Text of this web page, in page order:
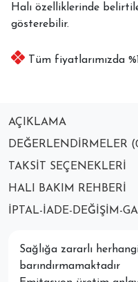
Halı özelliklerinde
gösterebilir.
Tüm fiyatlarımızda
AÇIKLAMA
DEĞERLENDIRMELER
TAKSIT SEÇENEKLERI
HALI BAKIM REHBERI
İPTAL-İADE-DEĞIŞIM-
Sağlığa zararlı
barındırmamaktadır